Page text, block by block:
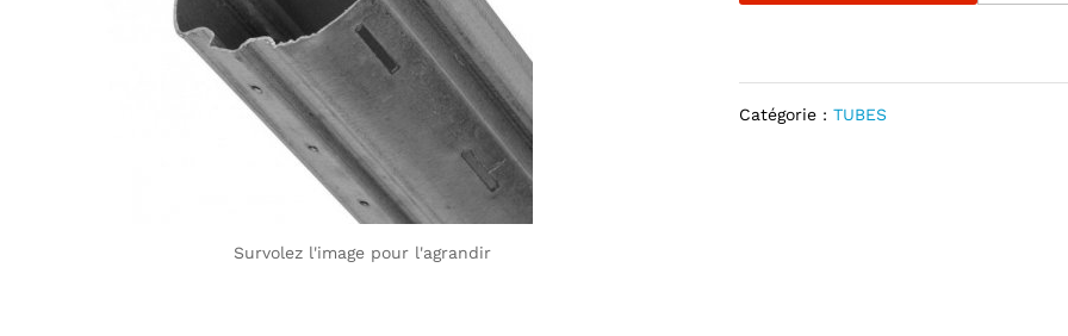
Survolez l'image pour l'agrandir
VOLET
64
Catégorie :TUBES